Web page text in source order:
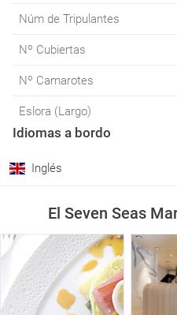
Núm de Tripulantes
Nº Cubiertas
Nº Camarotes
Eslora (Largo)
Nivel de servicio (ratio
Espacio a bordo (ratio tonelaje
Idiomas a bordo
Inglés
El Seven Seas